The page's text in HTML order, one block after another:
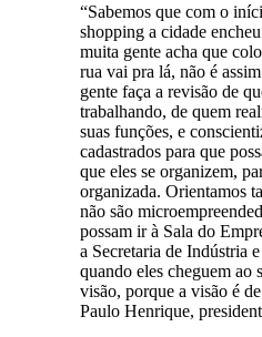
“Sabemos que com o
shopping a cidade
muita gente acha que
rua vai pra lá, não é
gente faça a revisão de
trabalhando, de quem
suas funções, e
cadastrados para que
que eles se organizem,
organizada. Orientamos
não são
possam ir à Sala do
a Secretaria de Indústria
quando eles cheguem ao
visão, porque a visão é
Paulo Henrique,